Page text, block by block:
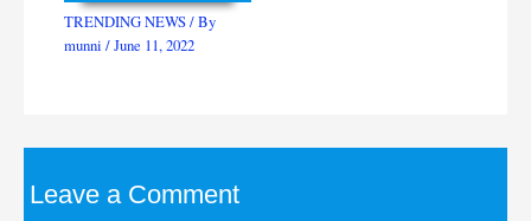
TRENDING NEWS/ By
munni/June 11, 2022
Leave a Comment